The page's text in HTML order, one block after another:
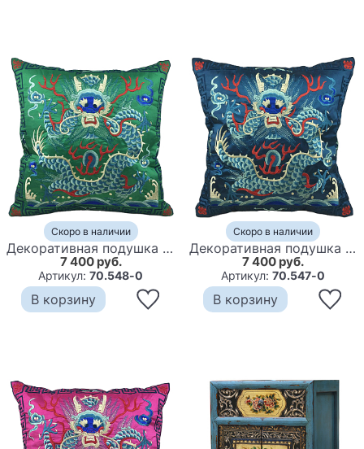
Скоро в наличии
Декоративная подушка с вышивкой Chinese Dragon Green
7 400 руб.
Артикул:70.548-0
В корзину
Скоро в наличии
Декоративная подушка с вышивкой Chinese Dragon Blue
7 400 руб.
Артикул:70.547-0
В корзину